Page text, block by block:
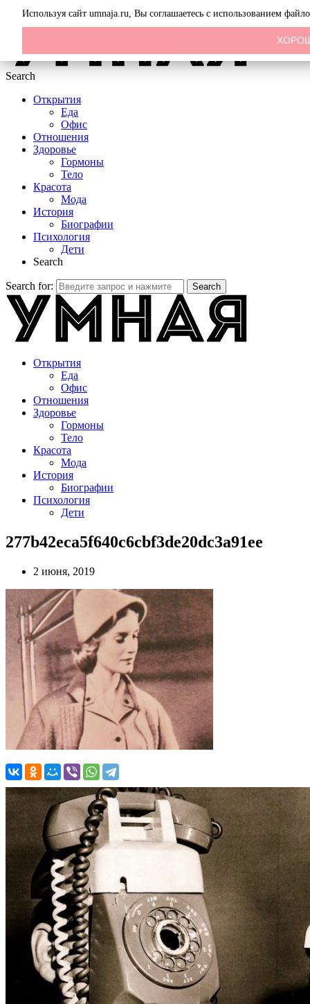
Menu
Search
Открытия
Еда
Офис
Отношения
Здоровье
Гормоны
Тело
Красота
Мода
История
Биографии
Психология
Дети
Search
Search for: Search
Открытия
Еда
Офис
Отношения
Здоровье
Гормоны
Тело
Красота
Мода
История
Биографии
Психология
Дети
277b42eca5f640c6cbf3de20dc3a91ee
2 июня, 2019
Используя сайт umnaja.ru, Вы соглашаетесь с использованием